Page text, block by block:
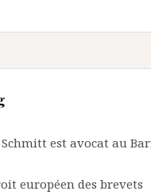
est avocat au
européen des brevets